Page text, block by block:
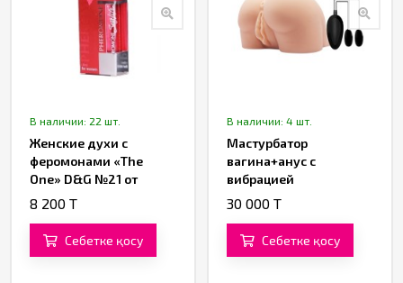
В наличии: 22 шт.
Женские духи с
феромонами «The
One» D&G №21 от
«SexyLife»
8 200 T
Себетке қосу
В наличии: 4 шт.
Мастурбатор
вагина+анус с
вибрацией
30 000 T
Себетке қосу